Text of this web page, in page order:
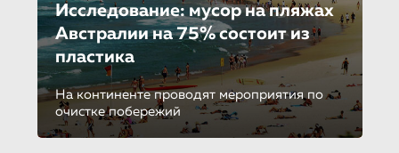
Исследование: мусор на пляжах
Австралии на 75% состоит из
пластика
На континенте проводят мероприятия по
очистке побережий